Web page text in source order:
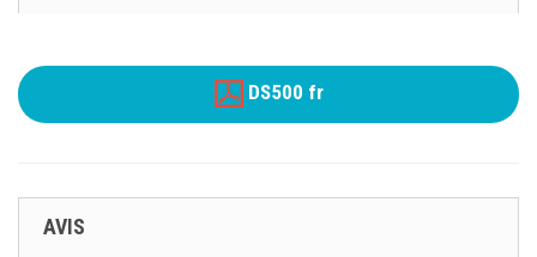
DS500 fr
AVIS